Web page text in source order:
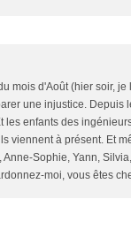
mois d'Août (hier soir,
une injustice. Depuis
les enfants des
viennent à présent. Et
Sophie, Yann,
moi, vous êtes